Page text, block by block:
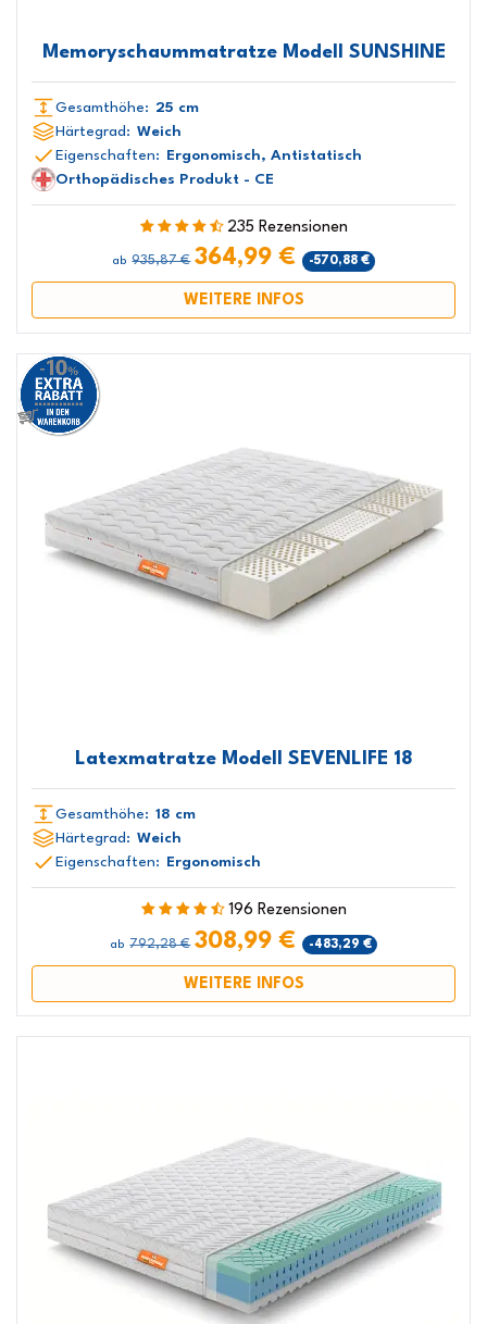
Memoryschaummatratze Modell SUNSHINE
Gesamthöhe: 25 cm
Härtegrad: Weich
Eigenschaften: Ergonomisch, Antistatisch
Orthopädisches Produkt - CE
235 Rezensionen
ab 935,87 € 364,99 € -570,88 €
WEITERE INFOS
Latexmatratze Modell SEVENLIFE 18
Gesamthöhe: 18 cm
Härtegrad: Weich
Eigenschaften:
Ergonomisch
196 Rezensionen
ab 792,28 € 308,99 € -483,29 €
WEITERE INFOS